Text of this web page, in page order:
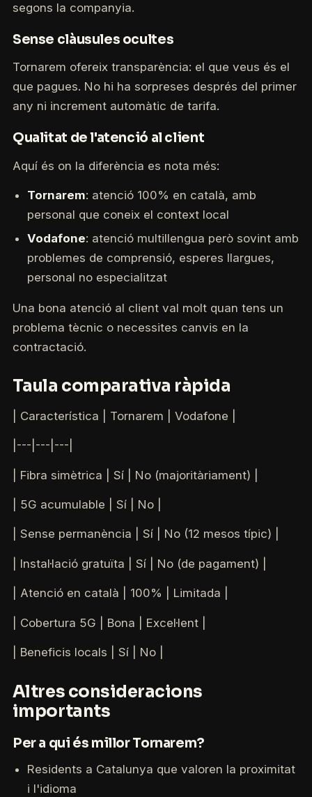
segons la companyia.
Sense clàusules ocultes
Tornarem ofereix transparència: el que veus és el
que pagues. No hi ha sorpreses després del primer
any ni increment automàtic de tarifa.
Qualitat de l'atenció al client
Aquí és on la diferència es nota més:
Tornarem: atenció 100% en català, amb
personal que coneix el context local
Vodafone: atenció multillengua però sovint amb
problemes de comprensió, esperes llargues,
personal no especialitzat
Una bona atenció al client val molt quan tens un
problema tècnic o necessites canvis en la
contractació.
Taula comparativa ràpida
| Característica | Tornarem | Vodafone |
|---|---|---|
| Fibra simètrica | Sí | No (majoritàriament) |
| 5G acumulable | Sí | No |
| Sense permanència | Sí | No (12 mesos típic) |
| Instal·lació gratuïta | Sí | No (de pagament) |
| Atenció en català | 100% | Limitada |
| Cobertura 5G | Bona | Excel·lent |
| Beneficis locals | Sí | No |
Altres consideracions
importants
Per a qui és millor Tornarem?
Residents a Catalunya que valoren la proximitat
i l'idioma